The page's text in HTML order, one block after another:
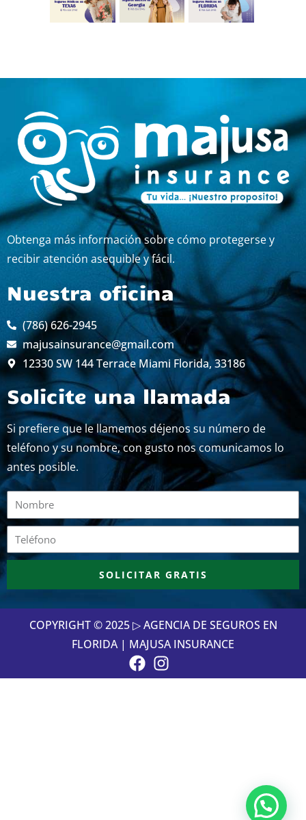
Obtenga más información sobre cómo protegerse y
recibir atención asequible y fácil.
Nuestra oficina
(786) 626-2945
majusainsurance@gmail.com
12330 SW 144 Terrace Miami Florida, 33186
Solicite una llamada
Si prefiere que le llamemos déjenos su número de
teléfono y su nombre, con gusto nos comunicamos lo
antes posible.
Nombre
Teléfono
SOLICITAR GRATIS
COPYRIGHT © 2025 ▷ AGENCIA DE SEGUROS EN
FLORIDA | MAJUSA INSURANCE